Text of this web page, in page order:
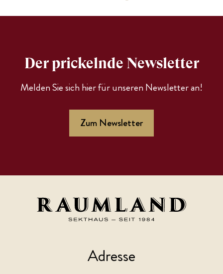
Der prickelnde Newsletter
Melden Sie sich hier für unseren Newsletter an!
Zum Newsletter
Adresse